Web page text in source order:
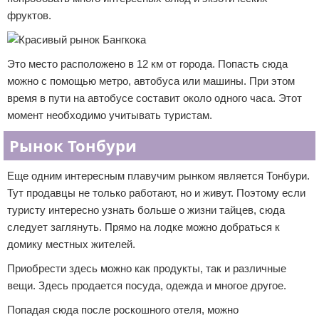
фруктов.
Это место расположено в 12 км от города. Попасть сюда
можно с помощью метро, автобуса или машины. При этом
время в пути на автобусе составит около одного часа. Этот
момент необходимо учитывать туристам.
Рынок Тонбури
Еще одним интересным плавучим рынком является Тонбури.
Тут продавцы не только работают, но и живут. Поэтому если
туристу интересно узнать больше о жизни тайцев, сюда
следует заглянуть. Прямо на лодке можно добраться к
домику местных жителей.
Приобрести здесь можно как продукты, так и различные
вещи. Здесь продается посуда, одежда и многое другое.
Попадая сюда после роскошного отеля, можно